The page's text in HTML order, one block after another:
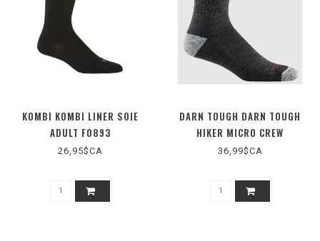
KOMBI KOMBI LINER SOIE
ADULT F0893
26,95$CA
DARN TOUGH DARN TOUGH
HIKER MICRO CREW
MIDWEIGHT WITH CUSHION
36,99$CA